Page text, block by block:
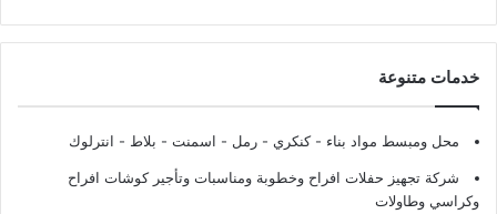
خدمات متنوعة
محل ومبسط مواد بناء - كنكري - رمل - اسمنت - بلاط - انترلوك
شركة تجهيز حفلات افراح وخطوبة ومناسبات وتأجير كوشات افراح
وكراسي وطاولات